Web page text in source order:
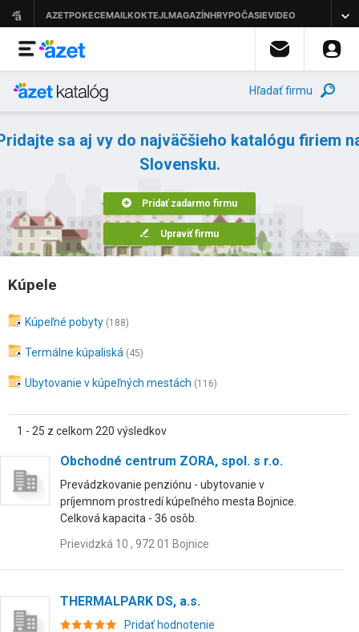
Hľadať firmu
sa aj vy do najväčšieho katalógu firiem
Slovensku.
Pridať zadarmo firmu
Upraviť firmu
Kúpele
Kúpeľné pobyty (188)
Termálne kúpaliská (45)
Ubytovanie v kúpeľných mestách (116)
1 - 25 z celkom 220 výsledkov
Obchodné centrum ZORA, spol. s r.o.
Prevádzkovanie penziónu - ubytovanie v
príjemnom prostredí kúpeľného mesta Bojnice.
Celková kapacita - 36 osôb.
Prievidzká 10 , 972 01 Bojnice
THERMALPARK DS, a.s.
Pridať hodnotenie